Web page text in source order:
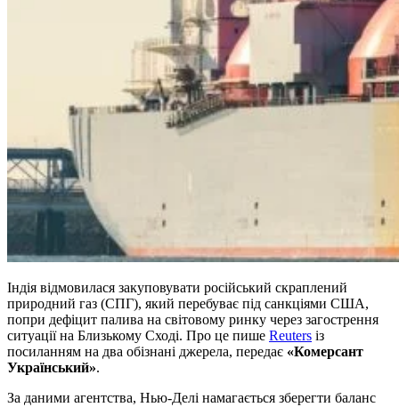
Індія відмовилася закуповувати російський скраплений
природний газ (СПГ), який перебуває під санкціями США,
попри дефіцит палива на світовому ринку через загострення
ситуації на Близькому Сході. Про це пише Reuters із
посиланням на два обізнані джерела, передає «Комерсант
Український».
За даними агентства, Нью-Делі намагається зберегти баланс